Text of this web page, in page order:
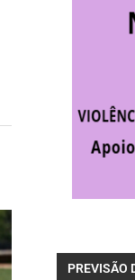
PREVISÃO